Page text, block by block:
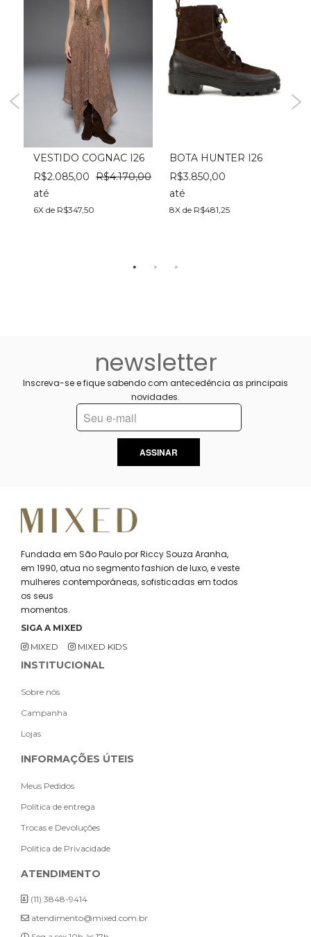
VESTIDO COGNAC I26
R$2.085,00 R$4.170,00
até
6X de R$347,50
BOTA HUNTER I26
R$3.850,00
até
8X de R$481,25
newsletter
Inscreva-se e fique sabendo com antecedência as principais
novidades.
ASSINAR
Fundada em São Paulo por Riccy Souza Aranha,
em 1990, atua no segmento fashion de luxo, e veste
mulheres contemporâneas, sofisticadas em todos
os seus
momentos.
SIGA A MIXED
MIXED
MIXED KIDS
INSTITUCIONAL
Sobre nós
Campanha
Lojas
INFORMAÇÕES ÚTEIS
Meus Pedidos
Política de entrega
Trocas e Devoluções
Politica de Privacidade
ATENDIMENTO
(11) 3848-9414
atendimento@mixed.com.br